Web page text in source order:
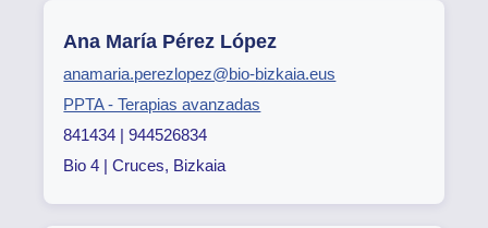
Ana María Pérez López
anamaria.perezlopez@bio-bizkaia.eus
PPTA - Terapias avanzadas
841434 | 944526834
Bio 4 | Cruces, Bizkaia